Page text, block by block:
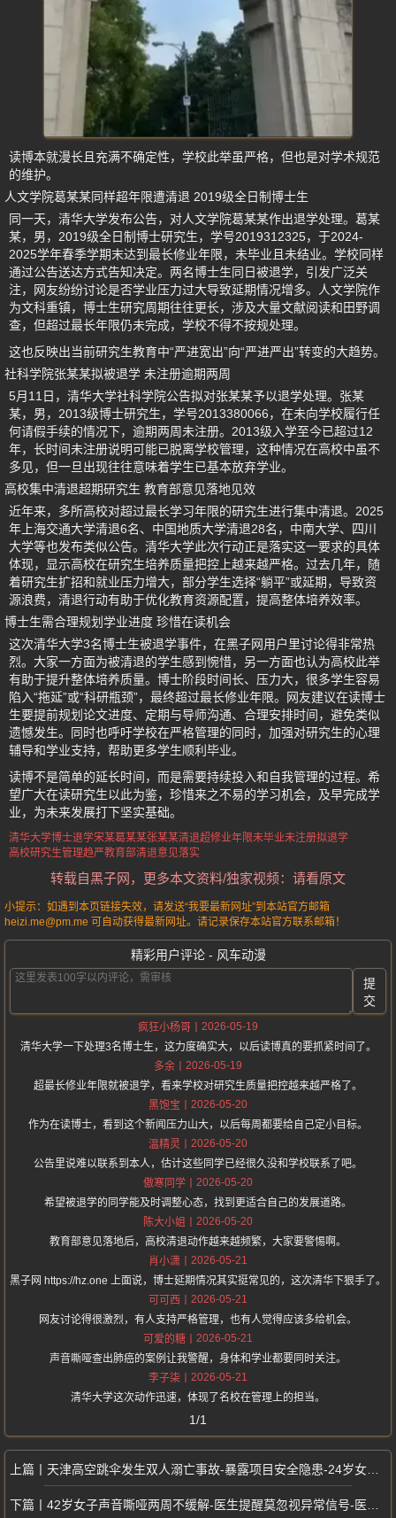
读博本就漫长且充满不确定性，学校此举虽严格，但也是对学术规范
的维护。
人文学院葛某某同样超年限遭清退 2019级全日制博士生
同一天，清华大学发布公告，对人文学院葛某某作出退学处理。葛某
某，男，2019级全日制博士研究生，学号2019312325，于2024-
2025学年春季学期末达到最长修业年限，未毕业且未结业。学校同样
通过公告送达方式告知决定。两名博士生同日被退学，引发广泛关
注，网友纷纷讨论是否学业压力过大导致延期情况增多。人文学院作
为文科重镇，博士生研究周期往往更长，涉及大量文献阅读和田野调
查，但超过最长年限仍未完成，学校不得不按规处理。
这也反映出当前研究生教育中“严进宽出”向“严进严出”转变的大趋势。
社科学院张某某拟被退学 未注册逾期两周
5月11日，清华大学社科学院公告拟对张某某予以退学处理。张某
某，男，2013级博士研究生，学号2013380066，在未向学校履行任
何请假手续的情况下，逾期两周未注册。2013级入学至今已超过12
年，长时间未注册说明可能已脱离学校管理，这种情况在高校中虽不
多见，但一旦出现往往意味着学生已基本放弃学业。
高校集中清退超期研究生 教育部意见落地见效
近年来，多所高校对超过最长学习年限的研究生进行集中清退。2025
年上海交通大学清退6名、中国地质大学清退28名，中南大学、四川
大学等也发布类似公告。清华大学此次行动正是落实这一要求的具体
体现，显示高校在研究生培养质量把控上越来越严格。过去几年，随
着研究生扩招和就业压力增大，部分学生选择“躺平”或延期，导致资
源浪费，清退行动有助于优化教育资源配置，提高整体培养效率。
博士生需合理规划学业进度 珍惜在读机会
这次清华大学3名博士生被退学事件，在黑子网用户里讨论得非常热
烈。大家一方面为被清退的学生感到惋惜，另一方面也认为高校此举
有助于提升整体培养质量。博士阶段时间长、压力大，很多学生容易
陷入“拖延”或“科研瓶颈”，最终超过最长修业年限。网友建议在读博士
生要提前规划论文进度、定期与导师沟通、合理安排时间，避免类似
遗憾发生。同时也呼吁学校在严格管理的同时，加强对研究生的心理
辅导和学业支持，帮助更多学生顺利毕业。
读博不是简单的延长时间，而是需要持续投入和自我管理的过程。希
望广大在读研究生以此为鉴，珍惜来之不易的学习机会，及早完成学
业，为未来发展打下坚实基础。
清华大学博士退学宋某葛某某张某某清退超修业年限未毕业未注册拟退学
高校研究生管理趋严教育部清退意见落实
转载自黑子网，更多本文资料/独家视频：请看原文
小提示：如遇到本页链接失效，请发送“我要最新网址”到本站官方邮箱
heizi.me@pm.me 可自动获得最新网址。请记录保存本站官方联系邮箱！
精彩用户评论 - 风车动漫
提
交
疯狂小杨哥
2026-05-19
清华大学一下处理3名博士生，这力度确实大，以后读博真的要抓紧时间了。
多余
2026-05-19
超最长修业年限就被退学，看来学校对研究生质量把控越来越严格了。
黑饱宝
2026-05-20
作为在读博士，看到这个新闻压力山大，以后每周都要给自己定小目标。
温精灵
2026-05-20
公告里说难以联系到本人，估计这些同学已经很久没和学校联系了吧。
傲寒同学
2026-05-20
希望被退学的同学能及时调整心态，找到更适合自己的发展道路。
陈大小姐
2026-05-20
教育部意见落地后，高校清退动作越来越频繁，大家要警惕啊。
肖小潇
2026-05-21
黑子网 https://hz.one 上面说，博士延期情况其实挺常见的，这次清华下狠手了。
可可西
2026-05-21
网友讨论得很激烈，有人支持严格管理，也有人觉得应该多给机会。
可爱的糖
2026-05-21
声音嘶哑查出肺癌的案例让我警醒，身体和学业都要同时关注。
李子柒
2026-05-21
清华大学这次动作迅速，体现了名校在管理上的担当。
1/1
天津高空跳伞发生双人溺亡事故-暴露项目安全隐患-24岁女员工与教练遇难
42岁女子声音嘶哑两周不缓解-医生提醒莫忽视异常信号-医院查竟是肺癌